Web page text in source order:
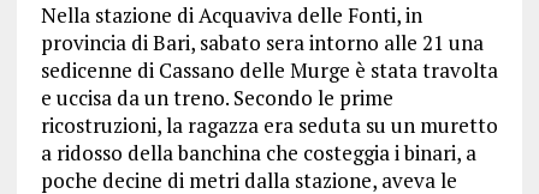
Nella stazione di Acquaviva delle Fonti, in
provincia di Bari, sabato sera intorno alle 21 una
sedicenne di Cassano delle Murge è stata travolta
e uccisa da un treno. Secondo le prime
ricostruzioni, la ragazza era seduta su un muretto
a ridosso della banchina che costeggia i binari, a
poche decine di metri dalla stazione, aveva le